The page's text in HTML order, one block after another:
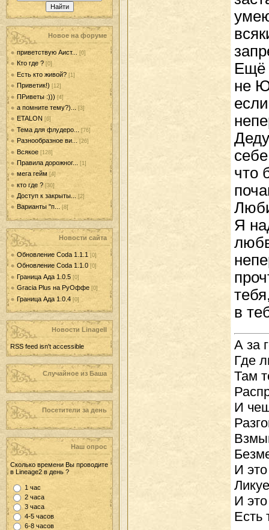
Новое на форуме
приветствую Аист... [0]
Кто где ? [0]
Есть кто живой? [1]
Приветик!) [12]
ПРиветы :))) [4]
а помните тему?)... [3]
ETALON [6]
Тема для флудеро... [76]
Разнообразное ви... [26]
Всякое [128]
Правила дорожног... [1]
мега гейм [4]
кто где ? [30]
Доступ к закрыты... [2]
Варианты "п... [8]
Новости сайта
Обновление Coda 1.1.1 [0]
Обновление Coda 1.1.0 [0]
Граница Ада 1.0.5 [0]
Gracia Plus на РуОффе [0]
Граница Ада 1.0.4 [0]
Новости LinageII
RSS feed isn't accessible
Случайное из Баша
Посетители за день
Наш опрос
Cколько времени Вы проводите
в Lineage2 в день ?
1 час
2 часа
3 часа
4-5 часов
6-8 часов
Ещё
не
что
Я
в
А за
Где
Там
И
И
И
Есть